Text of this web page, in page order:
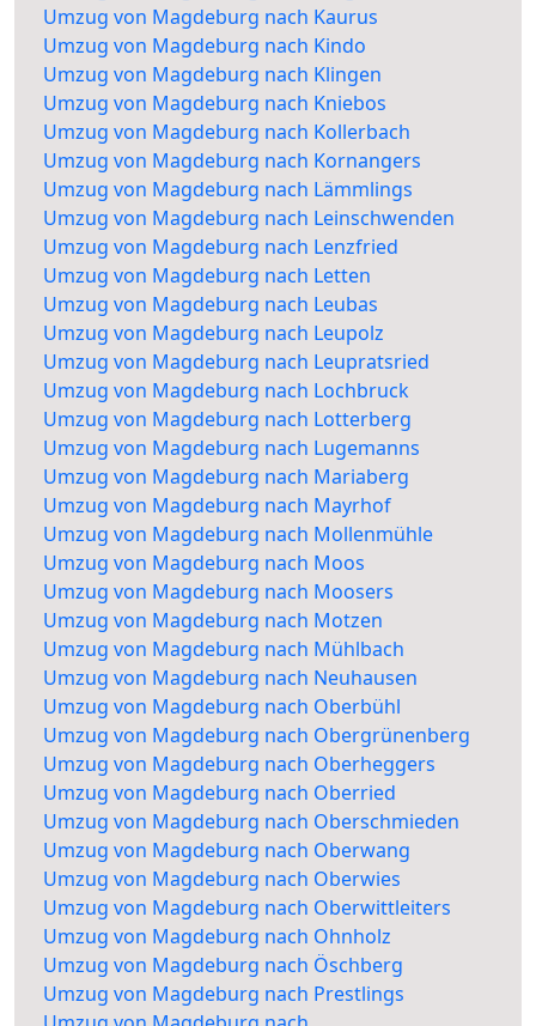
Umzug von Magdeburg nach Kaurus
Umzug von Magdeburg nach Kindo
Umzug von Magdeburg nach Klingen
Umzug von Magdeburg nach Kniebos
Umzug von Magdeburg nach Kollerbach
Umzug von Magdeburg nach Kornangers
Umzug von Magdeburg nach Lämmlings
Umzug von Magdeburg nach Leinschwenden
Umzug von Magdeburg nach Lenzfried
Umzug von Magdeburg nach Letten
Umzug von Magdeburg nach Leubas
Umzug von Magdeburg nach Leupolz
Umzug von Magdeburg nach Leupratsried
Umzug von Magdeburg nach Lochbruck
Umzug von Magdeburg nach Lotterberg
Umzug von Magdeburg nach Lugemanns
Umzug von Magdeburg nach Mariaberg
Umzug von Magdeburg nach Mayrhof
Umzug von Magdeburg nach Mollenmühle
Umzug von Magdeburg nach Moos
Umzug von Magdeburg nach Moosers
Umzug von Magdeburg nach Motzen
Umzug von Magdeburg nach Mühlbach
Umzug von Magdeburg nach Neuhausen
Umzug von Magdeburg nach Oberbühl
Umzug von Magdeburg nach Obergrünenberg
Umzug von Magdeburg nach Oberheggers
Umzug von Magdeburg nach Oberried
Umzug von Magdeburg nach Oberschmieden
Umzug von Magdeburg nach Oberwang
Umzug von Magdeburg nach Oberwies
Umzug von Magdeburg nach Oberwittleiters
Umzug von Magdeburg nach Ohnholz
Umzug von Magdeburg nach Öschberg
Umzug von Magdeburg nach Prestlings